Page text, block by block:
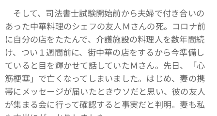
そして、司法書士試験開始前から夫婦で付き合いの
あった中華料理のシェフの友人Ｍさんの死。コロナ前
に自分の店をたたんで、介護施設の料理人を数年間続
け、つい１週間前に、街中華の店をするから今準備し
ていると目を輝かせて話していたＭさん。先日、「心
筋梗塞」で亡くなってしまいました。はじめ、妻の携
帯にメッセージが届いたときウソだと思い、彼の友人
が集まる会に行って確認すると事実だと判明。妻も私